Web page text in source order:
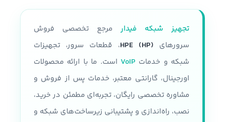
تجهیز شبکه فیدار مرجع تخصصی فروش
سرورهای HPE (HP)، قطعات سرور، تجهیزات
شبکه و خدمات VoIP است. ما با ارائه محصولات
اورجینال، گارانتی معتبر، خدمات پس از فروش و
مشاوره تخصصی رایگان، تجربه‌ای مطمئن در خرید،
نصب، راه‌اندازی و پشتیبانی زیرساخت‌های شبکه و